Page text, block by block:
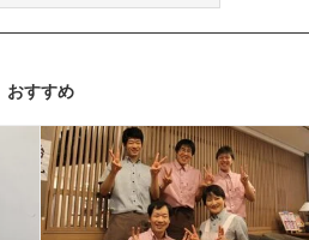
おすすめ